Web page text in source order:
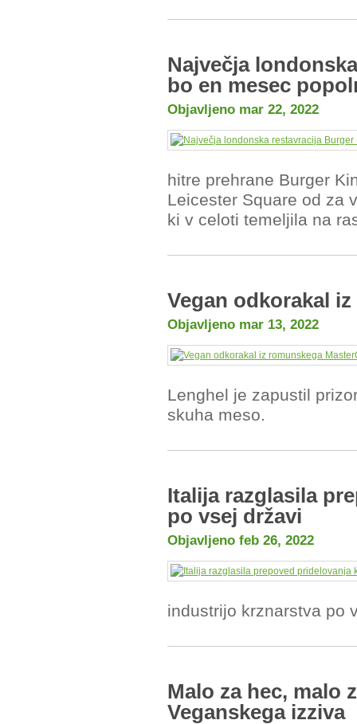
Največja
bo en mesec
Objavljeno mar 22, 2022
hitre prehrane Burger
Leicester Square od za
ki v celoti temeljila na
Vegan odkorakal
Objavljeno mar 13, 2022
Lenghel je zapustil
skuha meso.
Italija razglasila
po vsej državi
Objavljeno feb 26, 2022
industrijo krznarstva po
Malo za hec, malo
Veganskega izziva